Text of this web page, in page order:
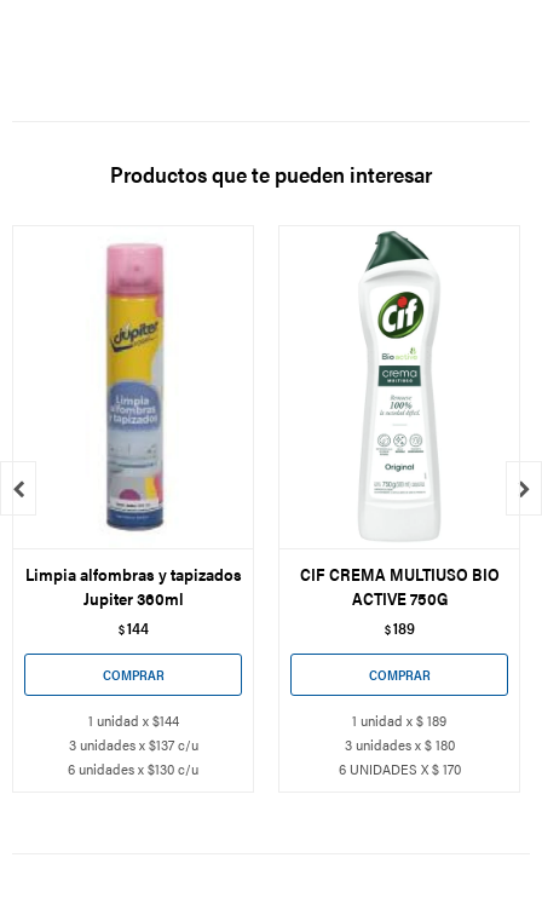
Productos que te pueden interesar
Limpia alfombras y tapizados
Jupiter 360ml
$144
1 unidad x $144
3 unidades x $137 c/u
6 unidades x $130 c/u
CIF CREMA MULTIUSO BIO
ACTIVE 750G
$189
1 unidad x $ 189
3 unidades x $ 180
6 UNIDADES X $ 170
 